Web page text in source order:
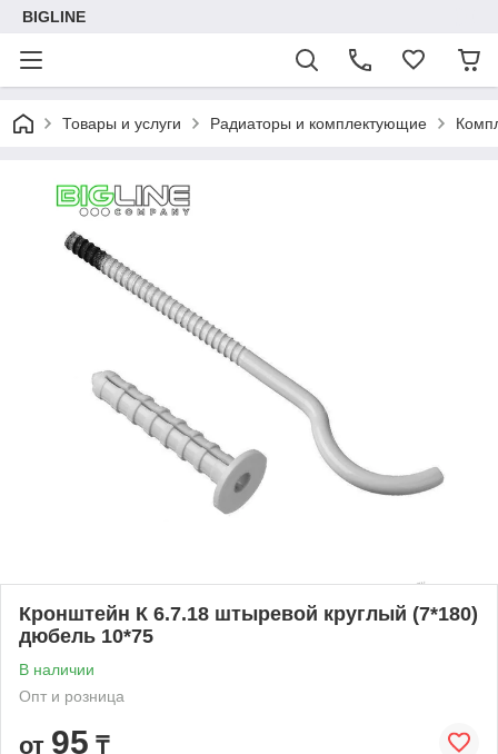
BIGLINE
Товары и услуги Радиаторы и комплектующие
Кронштейн К 6.7.18 штыревой круглый (7*180)
дюбель 10*75
В наличии
Опт и розница
от 95 ₸